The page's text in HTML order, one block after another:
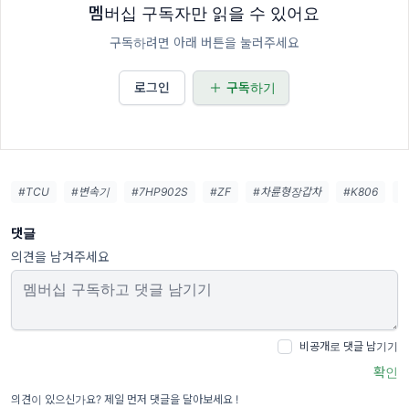
멤버십 구독자만 읽을 수 있어요
구독하려면 아래 버튼을 눌러주세요
로그인 구독하기
#TCU #변속기 #7HP902S #ZF #차륜형장갑차 #K806
댓글
의견을 남겨주세요
비공개로 댓글 남기기
확인
의견이 있으신가요? 제일 먼저 댓글을 달아보세요 !